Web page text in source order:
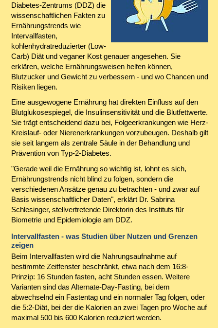
Diabetes-Zentrums (DDZ) die
wissenschaftlichen Fakten zu
Ernährungstrends wie
Intervallfasten,
kohlenhydratreduzierter (Low-
Carb) Diät und veganer Kost genauer angesehen. Sie
erklären, welche Ernährungsweisen helfen können,
Blutzucker und Gewicht zu verbessern - und wo Chancen und
Risiken liegen.
Eine ausgewogene Ernährung hat direkten Einfluss auf den
Blutglukosespiegel, die Insulinsensitivität und die Blutfettwerte.
Sie trägt entscheidend dazu bei, Folgeerkrankungen wie Herz-
Kreislauf- oder Nierenerkrankungen vorzubeugen. Deshalb gilt
sie seit langem als zentrale Säule in der Behandlung und
Prävention von Typ-2-Diabetes.
"Gerade weil die Ernährung so wichtig ist, lohnt es sich,
Ernährungstrends nicht blind zu folgen, sondern die
verschiedenen Ansätze genau zu betrachten - und zwar auf
Basis wissenschaftlicher Daten", erklärt Dr. Sabrina
Schlesinger, stellvertretende Direktorin des Instituts für
Biometrie und Epidemiologie am DDZ.
Intervallfasten - was Studien über Nutzen und Grenzen
zeigen
Beim Intervallfasten wird die Nahrungsaufnahme auf
bestimmte Zeitfenster beschränkt, etwa nach dem 16:8-
Prinzip: 16 Stunden fasten, acht Stunden essen. Weitere
Varianten sind das Alternate-Day-Fasting, bei dem
abwechselnd ein Fastentag und ein normaler Tag folgen, oder
die 5:2-Diät, bei der die Kalorien an zwei Tagen pro Woche auf
maximal 500 bis 600 Kalorien reduziert werden.